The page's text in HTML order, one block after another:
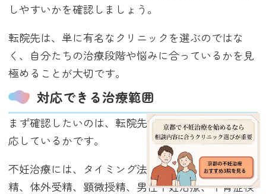
しやすいかを確認しましょう。
転院先は、単に有名なクリニックを選ぶのではな
く、自分たちの治療段階や悩みに合っているかを見
極めることが大切です。
対応できる治療範囲
まず確認したいのは、転院先がどこまでの治療に対
応しているかです。
不妊治療には、タイミング法、排卵誘発、人工授
精、体外受精、顕微授精、男性不妊治療、不育症検